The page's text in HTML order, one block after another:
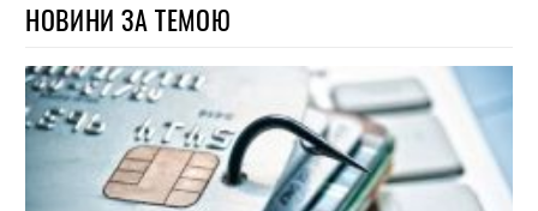
НОВИНИ ЗА ТЕМОЮ